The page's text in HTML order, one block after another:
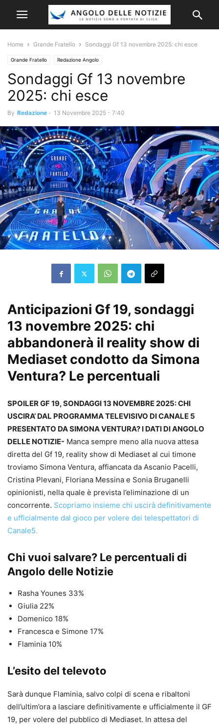
Home Grande Fratello Sondaggi Gf 13 novembre 2025: chi esce
Grande Fratello Redazione Angolo
Sondaggi Gf 13 novembre
2025: chi esce
By Redazione - 13 Novembre 2025 - 7:40
Anticipazioni Gf 19, sondaggi
13 novembre 2025: chi
abbandonerà il reality show di
Mediaset condotto da Simona
Ventura? Le percentuali
SPOILER GF 19, SONDAGGI 13 NOVEMBRE 2025: CHI
USCIRA’ DAL PROGRAMMA TELEVISIVO DI CANALE 5
PRESENTATO DA SIMONA VENTURA? I DATI DI ANGOLO
DELLE NOTIZIE- Manca sempre meno alla nuova attesa
diretta del Gf 19, reality show di Mediaset al cui timone
troviamo Simona Ventura, affiancata da Ascanio Pacelli,
Cristina Plevani, Floriana Messina e Sonia Bruganelli
opinionisti, nella quale è prevista l’eliminazione di un
concorrente. Scopriamo insieme chi uscirà definitivamente
e ufficialmente dal gioco per volere dei telespettatori di
Canale5.
Chi vuoi salvare? Le percentuali di
Angolo delle Notizie
Rasha Younes 33%
Giulia 22%
Domenico 18%
Francesca e Simone 17%
Flaminia 10%
L’esito del televoto
Sarà dunque Flaminia, salvo colpi di scena e ribaltoni
dell’ultim’ora a lasciare definitivamente e ufficialmente il GF
19, per volere del pubblico di Mediaset. In attesa del